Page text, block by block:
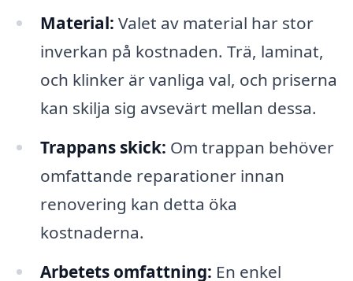
Material: Valet av material har stor
inverkan på kostnaden. Trä, laminat,
och klinker är vanliga val, och priserna
kan skilja sig avsevärt mellan dessa.
Trappans skick: Om trappan behöver
omfattande reparationer innan
renovering kan detta öka
kostnaderna.
Arbetets omfattning: En enkel